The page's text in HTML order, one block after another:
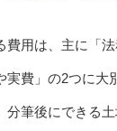
費用は、主に「
実費」の2つに大
分筆後にできる